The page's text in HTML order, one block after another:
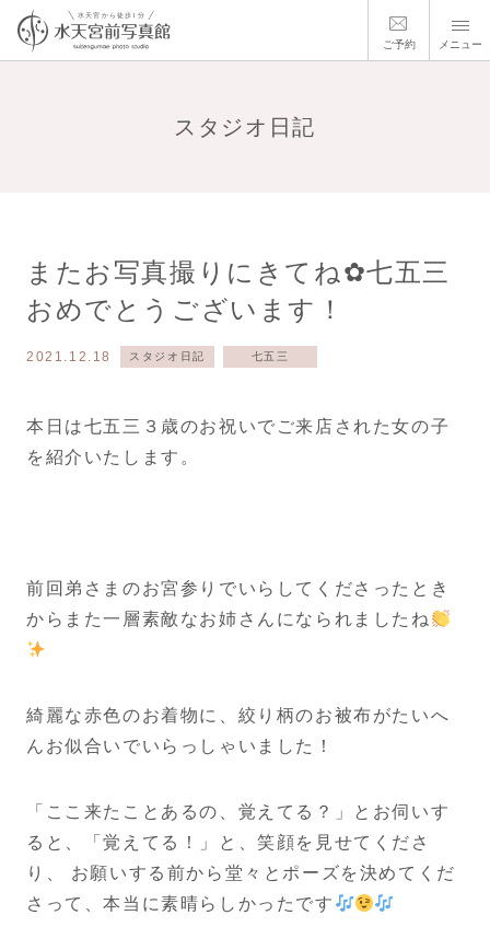
ご予約 メニュー
スタジオ日記
またお写真撮りにきてね✿七五三
おめでとうございます！
2021.12.18 スタジオ日記 七五三
本日は七五三３歳のお祝いでご来店された女の子
を紹介いたします。
前回弟さまのお宮参りでいらしてくださったとき
からまた一層素敵なお姉さんになられましたね
綺麗な赤色のお着物に、絞り柄のお被布がたいへ
んお似合いでいらっしゃいました！
「ここ来たことあるの、覚えてる？」とお伺いす
ると、「覚えてる！」と、笑顔を見せてくださ
り、 お願いする前から堂々とポーズを決めてくだ
さって、本当に素晴らしかったです